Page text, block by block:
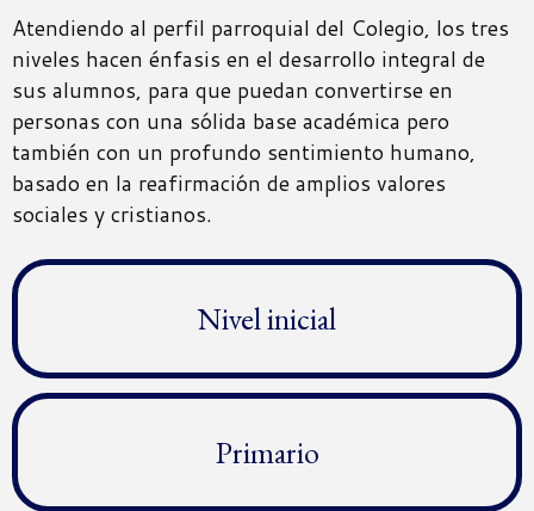
Atendiendo al perfil parroquial del Colegio, los tres
niveles hacen énfasis en el desarrollo integral de
sus alumnos, para que puedan convertirse en
personas con una sólida base académica pero
también con un profundo sentimiento humano,
basado en la reafirmación de amplios valores
sociales y cristianos.
Nivel inicial
Primario